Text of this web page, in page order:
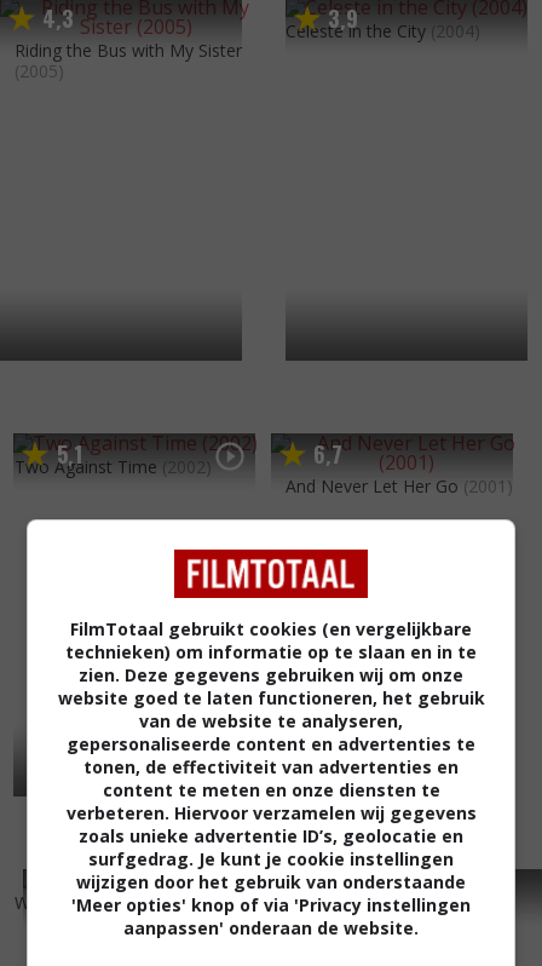
4,3
Riding the Bus with My Sister
(2005)
3,9
Celeste in the City (2004)
5,1
Two Against Time (2002) 6,7
And Never Let Her Go (2001)
,3
Woman Wanted (2000) 5,9
Black and Blue (1999)
FilmTotaal gebruikt cookies (en vergelijkbare
technieken) om informatie op te slaan en in te
zien. Deze gegevens gebruiken wij om onze
website goed te laten functioneren, het gebruik
van de website te analyseren,
gepersonaliseerde content en advertenties te
tonen, de effectiviteit van advertenties en
content te meten en onze diensten te
verbeteren. Hiervoor verzamelen wij gegevens
zoals unieke advertentie ID’s, geolocatie en
surfgedrag. Je kunt je cookie instellingen
wijzigen door het gebruik van onderstaande
'Meer opties' knop of via 'Privacy instellingen
aanpassen' onderaan de website.